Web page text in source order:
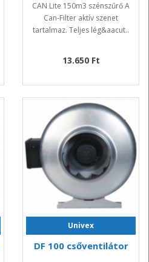
CAN Lite 150m3 szénszűrő A
Can-Filter aktív szenet
tartalmaz. Teljes lég&aacut..
13.650 Ft
Univex
DF 100 csőventilátor